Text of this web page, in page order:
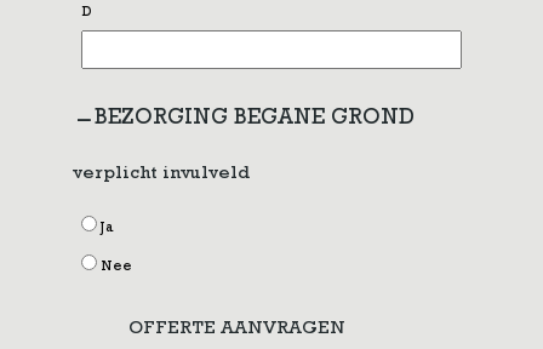
D
BEZORGING BEGANE GROND
verplicht invulveld
Ja
Nee
OFFERTE AANVRAGEN